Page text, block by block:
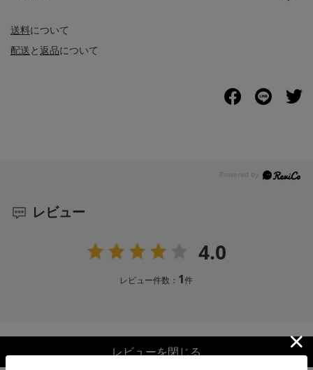
送料について
配送と返品について
レビュー
4.0
レビュー件数： 1件
レビューを閉じる